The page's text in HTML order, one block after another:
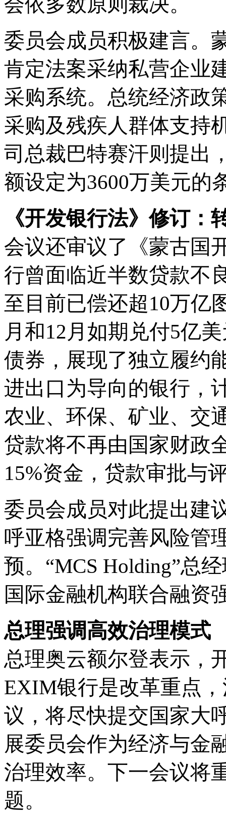
委员会成员积极建言。
肯定法案采纳私营企业
采购系统。总统经济政
采购及残疾人群体支持
司总裁巴特赛汗则提出
额设定为3600万美元的
《开发银行法》修订
会议还审议了《蒙古国
行曾面临近半数贷款不
至目前已偿还超10万亿
月和12月如期兑付5亿
债券，展现了独立履约
进出口为导向的银行，
农业、环保、矿业、交
贷款将不再由国家财政
15%资金，贷款审批与
委员会成员对此提出建
呼亚格强调完善风险管
预。“MCS Holding”总
国际金融机构联合融资
总理强调高效治理模式
总理奥云额尔登表示，
EXIM银行是改革重点
议，将尽快提交国家大
展委员会作为经济与金
治理效率。下一会议将
题。